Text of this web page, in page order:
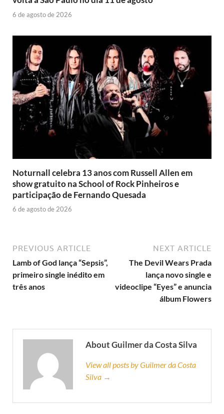
6 de agosto de 2026
Noturnall celebra 13 anos com Russell Allen em
show gratuito na School of Rock Pinheiros e
participação de Fernando Quesada
6 de agosto de 2026
PREVIOUS ARTICLE
Lamb of God lança “Sepsis”,
primeiro single inédito em
três anos
NEXT ARTICLE
The Devil Wears Prada
lança novo single e
videoclipe “Eyes” e anuncia
álbum Flowers
About Guilmer da Costa Silva
View all posts by Guilmer da Costa
Silva →